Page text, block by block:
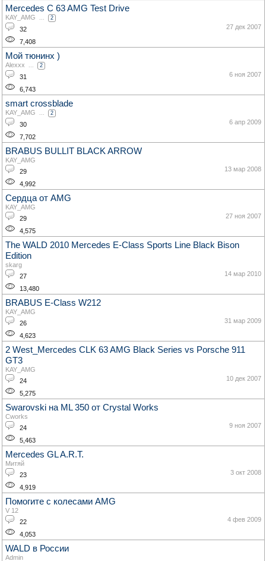
Mercedes C 63 AMG Test Drive
KAY_AMG ... 2
32
7,408
27 дек 2007
Мой тюнинх )
Alexxx ... 2
31
6,743
6 ноя 2007
smart crossblade
KAY_AMG ... 2
30
7,702
6 апр 2009
BRABUS BULLIT BLACK ARROW
KAY_AMG
29
4,992
13 мар 2008
Сердца от AMG
KAY_AMG
29
4,575
27 ноя 2007
The WALD 2010 Mercedes E-Class Sports Line Black Bison
Edition
skarg
27
13,480
14 мар 2010
BRABUS E-Class W212
KAY_AMG
26
4,623
31 мар 2009
2 West_Mercedes CLK 63 AMG Black Series vs Porsche 911
GT3
KAY_AMG
24
5,275
10 дек 2007
Swarovski на ML 350 от Crystal Works
Cworks
24
5,463
9 ноя 2007
Mercedes GL A.R.T.
Митяй
23
4,919
3 окт 2008
Помогите с колесами AMG
V 12
22
4,053
4 фев 2009
WALD в России
Admin